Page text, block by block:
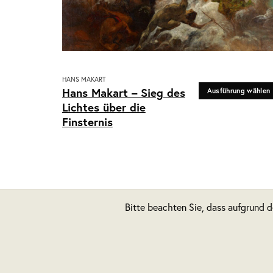
HANS MAKART
Hans Makart – Sieg des
Lichtes über die
Finsternis
Ausführung wählen
Dieses
Produkt
weist
mehrere
Bitte beachten Sie, dass aufgrund